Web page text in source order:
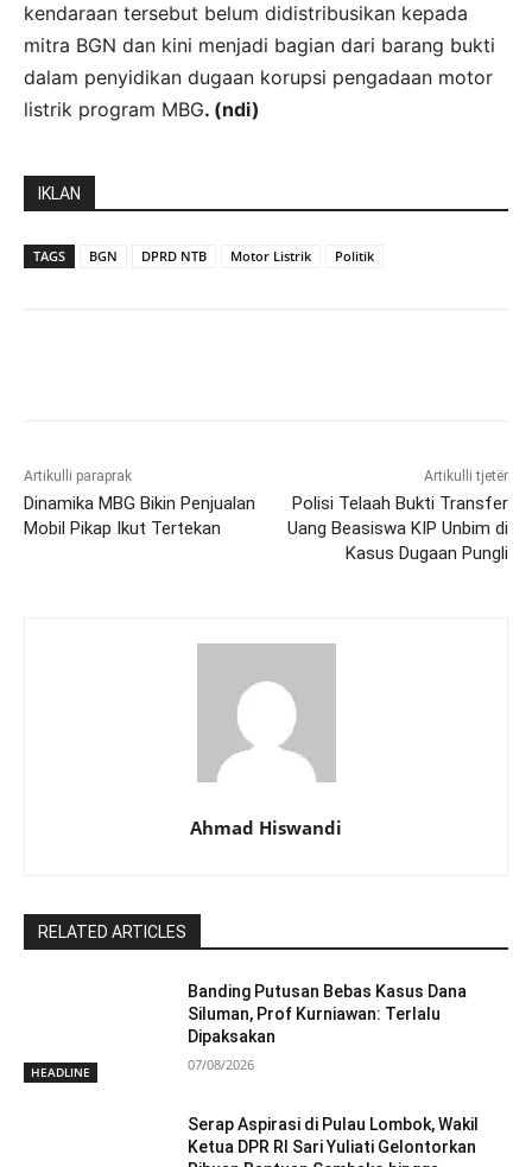
kendaraan tersebut belum didistribusikan kepada
mitra BGN dan kini menjadi bagian dari barang bukti
dalam penyidikan dugaan korupsi pengadaan motor
listrik program MBG. (ndi)
IKLAN
TAGS BGN DPRD NTB Motor Listrik Politik
Artikulli paraprak
Dinamika MBG Bikin Penjualan
Mobil Pikap Ikut Tertekan
Artikulli tjetër
Polisi Telaah Bukti Transfer
Uang Beasiswa KIP Unbim di
Kasus Dugaan Pungli
Ahmad Hiswandi
RELATED ARTICLES
HEADLINE
Banding Putusan Bebas Kasus Dana
Siluman, Prof Kurniawan: Terlalu
Dipaksakan
07/08/2026
Serap Aspirasi di Pulau Lombok, Wakil
Ketua DPR RI Sari Yuliati Gelontorkan